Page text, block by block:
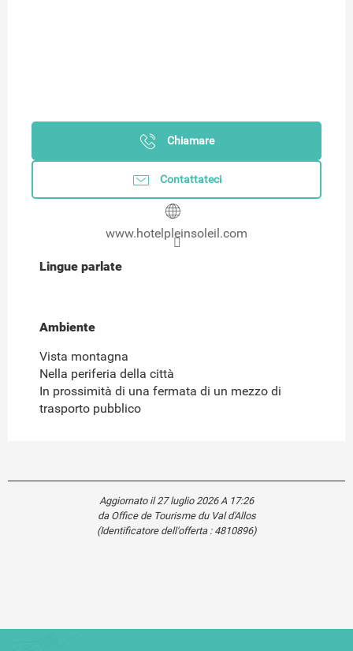
Chiamare
Contattateci
www.hotelpleinsoleil.com
Lingue parlate
Lingue parlate
Ambiente
Ambiente
Vista montagna
Nella periferia della città
In prossimità di una fermata di un mezzo di
trasporto pubblico
Aggiornato il 27 luglio 2026 A 17:26
da Office de Tourisme du Val d'Allos
(Identificatore dell'offerta : 4810896)